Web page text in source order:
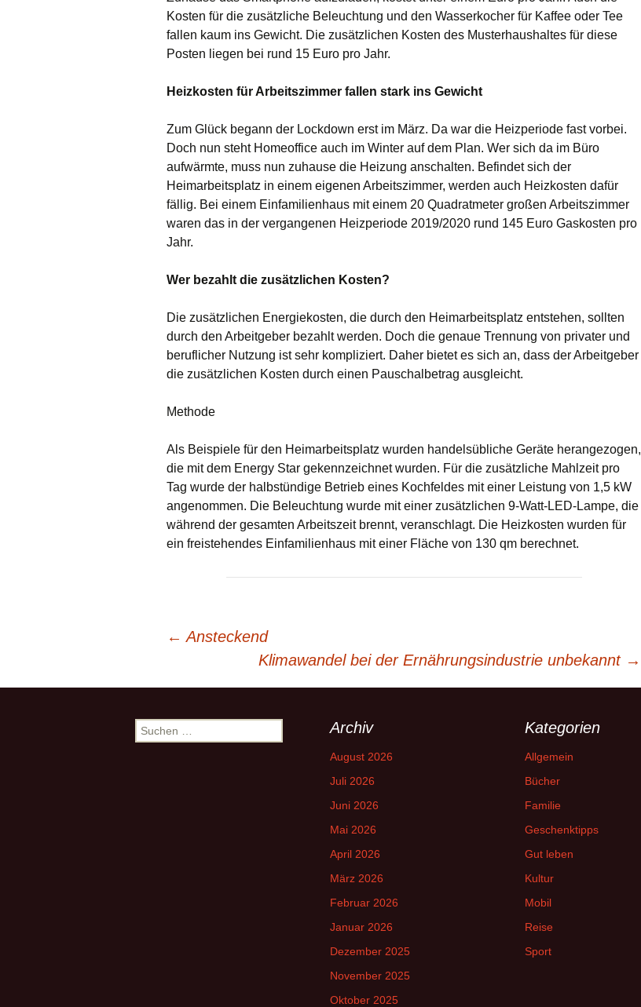
Kosten für die zusätzliche Beleuchtung und den Wasserkocher für Kaffee oder Tee
fallen kaum ins Gewicht. Die zusätzlichen Kosten des Musterhaushaltes für diese
Posten liegen bei rund 15 Euro pro Jahr.
Heizkosten für Arbeitszimmer fallen stark ins Gewicht
Zum Glück begann der Lockdown erst im März. Da war die Heizperiode fast vorbei.
Doch nun steht Homeoffice auch im Winter auf dem Plan. Wer sich da im Büro
aufwärmte, muss nun zuhause die Heizung anschalten. Befindet sich der
Heimarbeitsplatz in einem eigenen Arbeitszimmer, werden auch Heizkosten dafür
fällig. Bei einem Einfamilienhaus mit einem 20 Quadratmeter großen Arbeitszimmer
waren das in der vergangenen Heizperiode 2019/2020 rund 145 Euro Gaskosten pro
Jahr.
Wer bezahlt die zusätzlichen Kosten?
Die zusätzlichen Energiekosten, die durch den Heimarbeitsplatz entstehen, sollten
durch den Arbeitgeber bezahlt werden. Doch die genaue Trennung von privater und
beruflicher Nutzung ist sehr kompliziert. Daher bietet es sich an, dass der Arbeitgeber
die zusätzlichen Kosten durch einen Pauschalbetrag ausgleicht.
Methode
Als Beispiele für den Heimarbeitsplatz wurden handelsübliche Geräte herangezogen,
die mit dem Energy Star gekennzeichnet wurden. Für die zusätzliche Mahlzeit pro
Tag wurde der halbstündige Betrieb eines Kochfeldes mit einer Leistung von 1,5 kW
angenommen. Die Beleuchtung wurde mit einer zusätzlichen 9-Watt-LED-Lampe, die
während der gesamten Arbeitszeit brennt, veranschlagt. Die Heizkosten wurden für
ein freistehendes Einfamilienhaus mit einer Fläche von 130 qm berechnet.
Navigation
← Ansteckend
Klimawandel bei der Ernährungsindustrie unbekannt →
Suchen
nach:
Archiv
August 2026
Juli 2026
Juni 2026
Mai 2026
April 2026
März 2026
Februar 2026
Januar 2026
Dezember 2025
November 2025
Oktober 2025
Kategorien
Allgemein
Bücher
Familie
Geschenktipps
Gut leben
Kultur
Mobil
Reise
Sport